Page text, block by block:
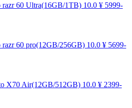
razr 60 Ultra(16GB/1TB) 10.0 ¥ 5999-
razr 60 pro(12GB/256GB) 10.0 ¥ 5699-
X70 Air(12GB/512GB) 10.0 ¥ 2399-